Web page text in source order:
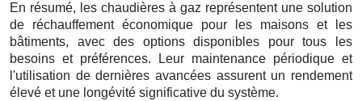
En résumé, les chaudières à gaz représentent une solution
de réchauffement économique pour les maisons et les
bâtiments, avec des options disponibles pour tous les
besoins et préférences. Leur maintenance périodique et
l'utilisation de dernières avancées assurent un rendement
élevé et une longévité significative du système.